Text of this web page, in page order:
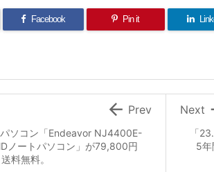
Facebook Pin it
「
5年
Next
ソコン「Endeavor NJ4400E-
ノートパソコン」が79,800円
料無料。
 Prev